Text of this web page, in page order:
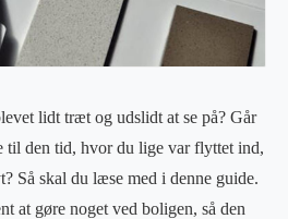
lidt træt og udslidt at se på? Går
til den tid, hvor du lige var flyttet ind,
Så skal du læse med i denne guide.
at gøre noget ved boligen, så den